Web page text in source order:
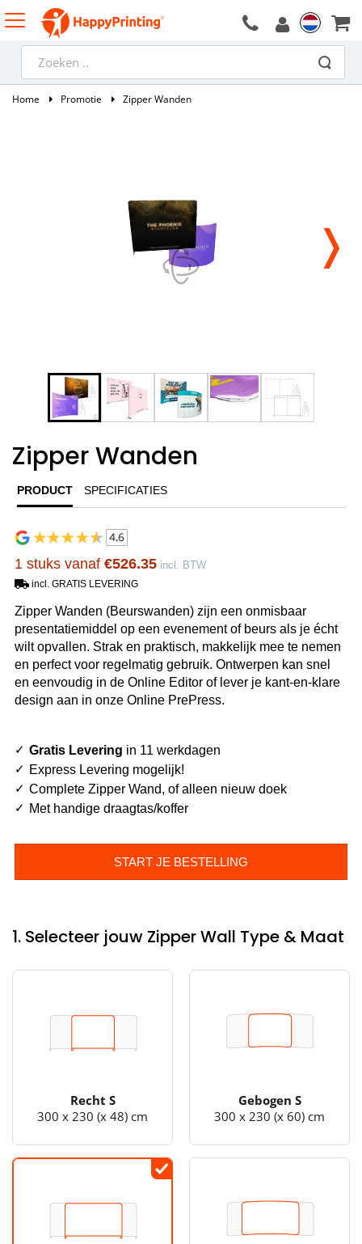
Home Promotie Zipper Wanden
Zipper Wanden
PRODUCT SPECIFICATIES
1 stuks vanaf €526.35 incl. BTW
incl. GRATIS LEVERING
Zipper Wanden (Beurswanden) zijn een onmisbaar
presentatiemiddel op een evenement of beurs als je écht
wilt opvallen. Strak en praktisch, makkelijk mee te nemen
en perfect voor regelmatig gebruik. Ontwerpen kan snel
en eenvoudig in de Online Editor of lever je kant-en-klare
design aan in onze Online PrePress.
Gratis Levering in 11 werkdagen
Express Levering mogelijk!
Complete Zipper Wand, of alleen nieuw doek
Met handige draagtas/koffer
START JE BESTELLING
1. Selecteer jouw Zipper Wall Type & Maat
Recht S
300 x 230 (x 48) cm
Gebogen S
300 x 230 (x 60) cm